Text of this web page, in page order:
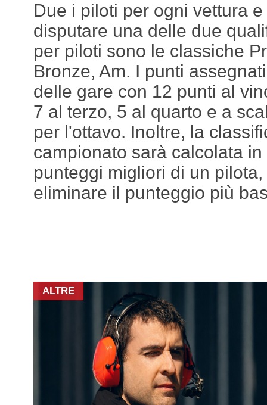
Due i piloti per ogni vettura
disputare una delle due
per piloti sono le classiche
Bronze, Am. I punti
delle gare con 12 punti al
7 al terzo, 5 al quarto e a
per l'ottavo. Inoltre, la
campionato sarà calcolata
punteggi migliori di un
eliminare il punteggio più
ALTRE